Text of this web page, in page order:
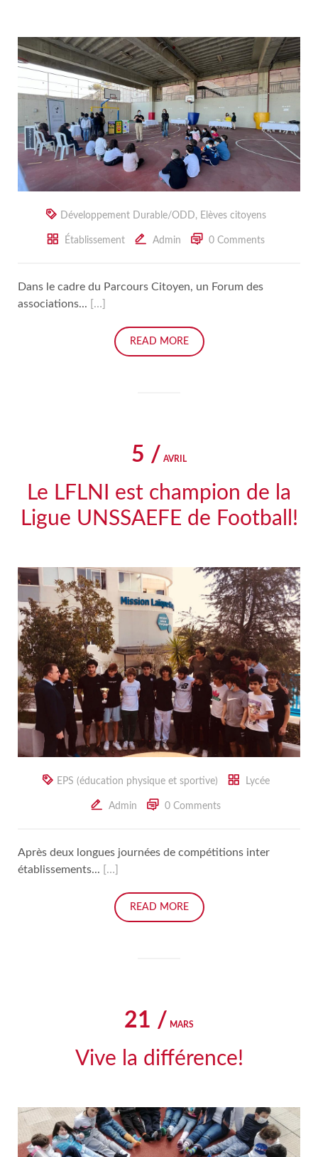
Développement Durable/ODD, Elèves citoyens
Établissement Admin 0 Comments
Dans le cadre du Parcours Citoyen, un Forum des
associations...
[…]
READ MORE
5 / AVRIL
Le LFLNI est champion de la
Ligue UNSSAEFE de Football!
EPS (éducation physique et sportive) Lycée
Admin 0 Comments
Après deux longues journées de compétitions inter
établissements... […]
READ MORE
21 / MARS
Vive la différence!